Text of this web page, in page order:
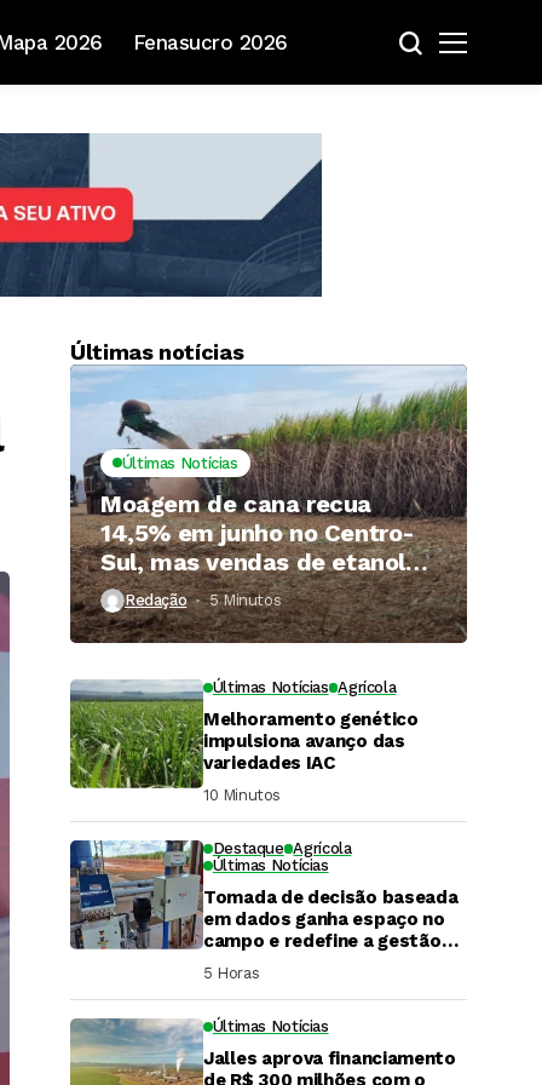
2026 Fenasucro 2026
Últimas notícias
Últimas Notícias
Moagem de cana recua
14,5% em junho no Centro-
Sul, mas vendas de etanol
superam 3 bilhões de litros
Redação 5 Minutos ⁮
Últimas Notícias Agrícola
Melhoramento genético
impulsiona avanço das
variedades IAC
10 Minutos ⁮
Destaque Agrícola
Últimas Notícias
Tomada de decisão baseada
em dados ganha espaço no
campo e redefine a gestão
hídrica das propriedades
rurais
5 Horas ⁮
Últimas Notícias
Jalles aprova financiamento
de R$ 300 milhões com o
DaCana Cast